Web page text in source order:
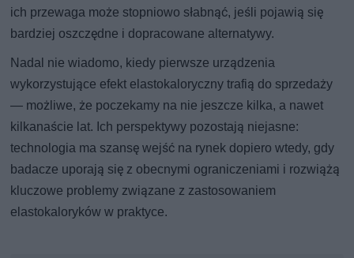
ich przewaga może stopniowo słabnąć, jeśli pojawią się
bardziej oszczędne i dopracowane alternatywy.
Nadal nie wiadomo, kiedy pierwsze urządzenia
wykorzystujące efekt elastokaloryczny trafią do sprzedaży
— możliwe, że poczekamy na nie jeszcze kilka, a nawet
kilkanaście lat. Ich perspektywy pozostają niejasne:
technologia ma szansę wejść na rynek dopiero wtedy, gdy
badacze uporają się z obecnymi ograniczeniami i rozwiążą
kluczowe problemy związane z zastosowaniem
elastokaloryków w praktyce.